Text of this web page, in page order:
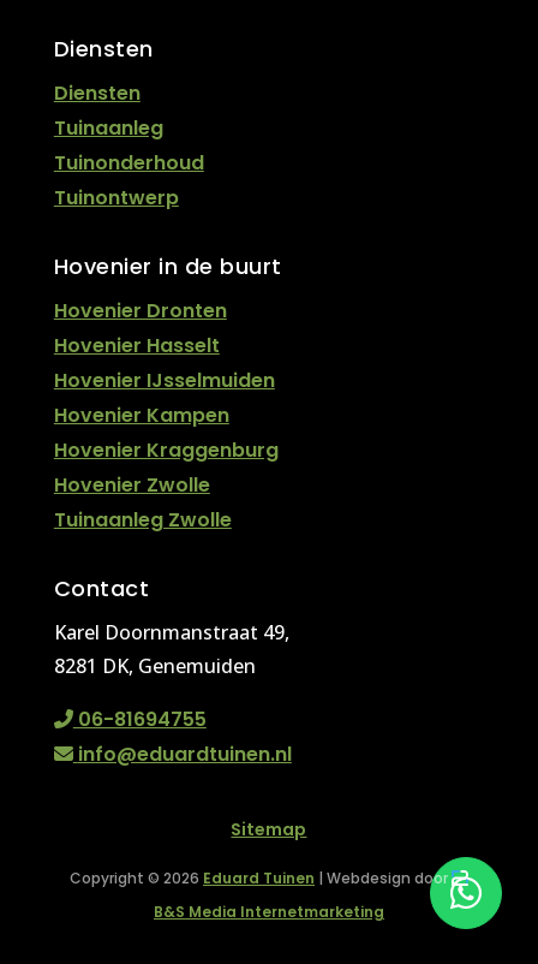
Diensten
Diensten
Tuinaanleg
Tuinonderhoud
Tuinontwerp
Hovenier in de buurt
Hovenier Dronten
Hovenier Hasselt
Hovenier IJsselmuiden
Hovenier Kampen
Hovenier Kraggenburg
Hovenier Zwolle
Tuinaanleg Zwolle
Contact
Karel Doornmanstraat 49,
8281 DK, Genemuiden
06-81694755
info@eduardtuinen.nl
Sitemap
Copyright © 2026 Eduard Tuinen | Webdesign door
B&S Media Internetmarketing